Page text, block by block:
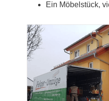
Ein Möbelstück,